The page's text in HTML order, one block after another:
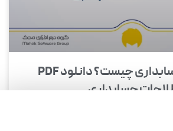
اصطلاحات حسابداری چیست؟ دانلود PDF
حسابداری
بخش‌های مدیریت هر کسب‌وکار است.